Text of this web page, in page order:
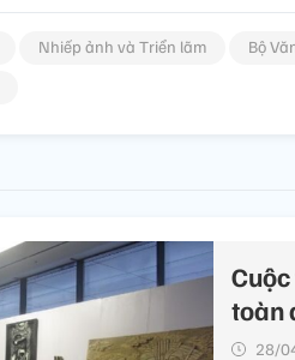
Nhiếp ảnh và Triển lãm Bộ
toàn
28/